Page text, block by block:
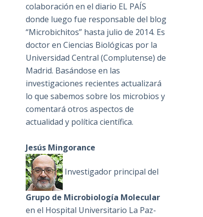
colaboración en el diario EL PAÍS
donde luego fue responsable del blog
“Microbichitos” hasta julio de 2014. Es
doctor en Ciencias Biológicas por la
Universidad Central (Complutense) de
Madrid. Basándose en las
investigaciones recientes actualizará
lo que sabemos sobre los microbios y
comentará otros aspectos de
actualidad y política científica.
Jesús Mingorance
Investigador principal del
Grupo de Microbiología Molecular
en el Hospital Universitario La Paz-